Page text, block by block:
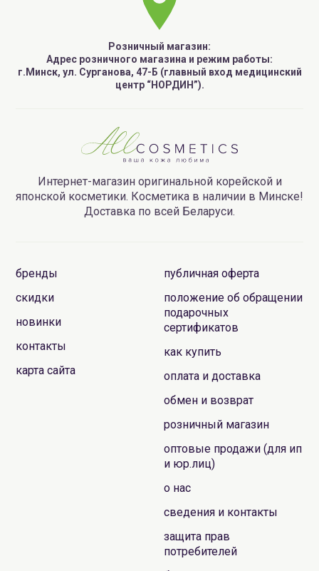
Розничный магазин:
Адрес розничного магазина и режим работы:
г.Минск, ул. Сурганова, 47-Б (главный вход медицинский
центр “НОРДИН”).
Интернет-магазин оригинальной корейской и
японской косметики. Косметика в наличии в Минске!
Доставка по всей Беларуси.
бренды
скидки
новинки
контакты
карта сайта
публичная оферта
положение об обращении
подарочных
сертификатов
как купить
оплата и доставка
обмен и возврат
розничный магазин
оптовые продажи (для ип
и юр.лиц)
о нас
сведения и контакты
защита прав
потребителей